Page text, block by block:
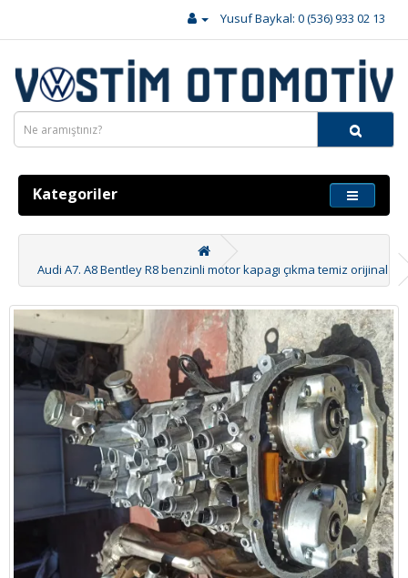
Yusuf Baykal: 0 (536) 933 02 13
Kategoriler
Audi A7. A8 Bentley R8 benzinli motor kapagı çıkma temiz orijinal